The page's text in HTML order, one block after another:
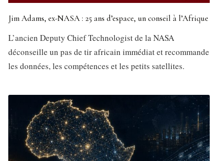
Jim Adams, ex-NASA : 25 ans d’espace, un conseil à l’Afrique
L’ancien Deputy Chief Technologist de la NASA
déconseille un pas de tir africain immédiat et recommande
les données, les compétences et les petits satellites.